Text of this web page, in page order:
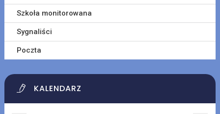
Szkoła monitorowana
Sygnaliści
Poczta
KALENDARZ